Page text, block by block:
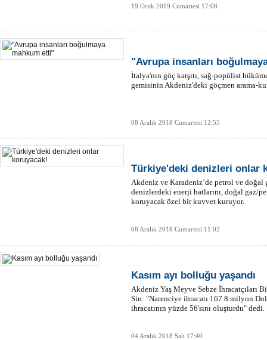
19 Ocak 2019 Cumartesi 17:08
"Avrupa insanları
İtalya'nın göç karşıtı, sağ-popülist
gemisinin Akdeniz'deki göçmen arama-
08 Aralık 2018 Cumartesi 12:55
Türkiye'deki denizleri onlar
Akdeniz ve Karadeniz’de petrol ve doğal
denizlerdeki enerji hatlarını, doğal gaz/
koruyacak özel bir kuvvet kuruyor.
08 Aralık 2018 Cumartesi 11:02
Kasım ayı bolluğu yaşandı
Akdeniz Yaş Meyve Sebze İhracatçıları
Sin: "Narenciye ihracatı 167.8 milyon
ihracatının yüzde 56'sını oluşturdu" dedi.
04 Aralık 2018 Salı 17:40